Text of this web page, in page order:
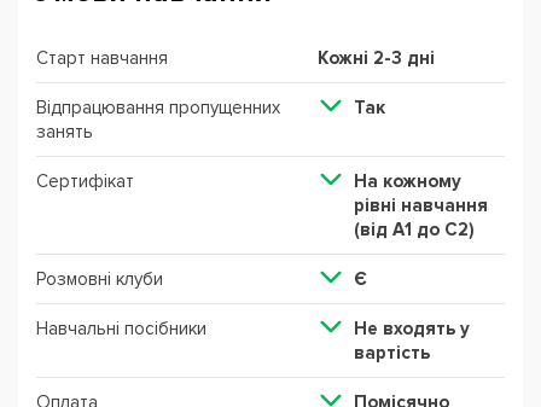
Старт навчання Кожні 2-3 дні
Відпрацювання пропущенних
занять
Так
Сертифікат
На кожному
рівні навчання
(від А1 до С2)
Розмовні клуби Є
Навчальні посібники
Не входять у
вартість
Оплата Помісячно